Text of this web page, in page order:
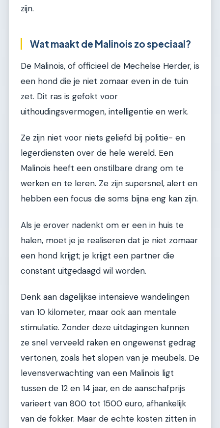
zijn.
Wat maakt de Malinois zo speciaal?
De Malinois, of officieel de Mechelse Herder, is
een hond die je niet zomaar even in de tuin
zet. Dit ras is gefokt voor
uithoudingsvermogen, intelligentie en werk.
Ze zijn niet voor niets geliefd bij politie- en
legerdiensten over de hele wereld. Een
Malinois heeft een onstilbare drang om te
werken en te leren. Ze zijn supersnel, alert en
hebben een focus die soms bijna eng kan zijn.
Als je erover nadenkt om er een in huis te
halen, moet je je realiseren dat je niet zomaar
een hond krijgt; je krijgt een partner die
constant uitgedaagd wil worden.
Denk aan dagelijkse intensieve wandelingen
van 10 kilometer, maar ook aan mentale
stimulatie. Zonder deze uitdagingen kunnen
ze snel verveeld raken en ongewenst gedrag
vertonen, zoals het slopen van je meubels. De
levensverwachting van een Malinois ligt
tussen de 12 en 14 jaar, en de aanschafprijs
varieert van 800 tot 1500 euro, afhankelijk
van de fokker. Maar de echte kosten zitten in